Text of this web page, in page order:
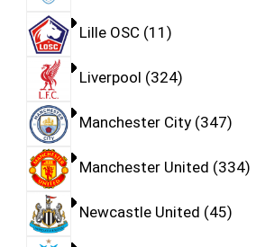
Lille OSC 11
Liverpool 324
Manchester City 347
Manchester United 334
Newcastle United 45